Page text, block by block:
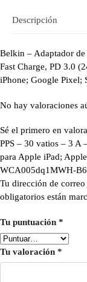
Descripción
Belkin – Adaptador
Fast Charge, PD 3.0
iPhone; Google Pixel;
No hay valoraciones
Sé el primero en
PPS – 30 vatios – 3 A
para Apple iPad;
WCA005dq1MWH-
Tu dirección de
obligatorios están
Tu puntuación *
Tu valoración *